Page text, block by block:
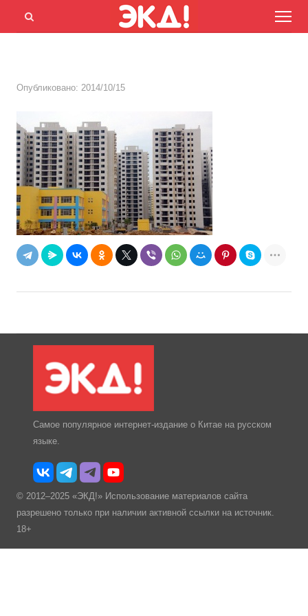
Menu
Открыть
Опубликовано: 2014/10/15
Самое популярное интернет-издание о Китае на русском
языке.
© 2012–2025 «ЭКД!» Использование материалов сайта
разрешено только при наличии активной ссылки на источник.
18+